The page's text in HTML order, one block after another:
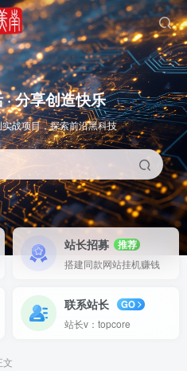
SOFT教程
分享创造快乐
战项目，探索前沿黑科技
站长招募
推荐
搭建同款网站挂机赚钱
联系站长
GO
站长v：topcore
文